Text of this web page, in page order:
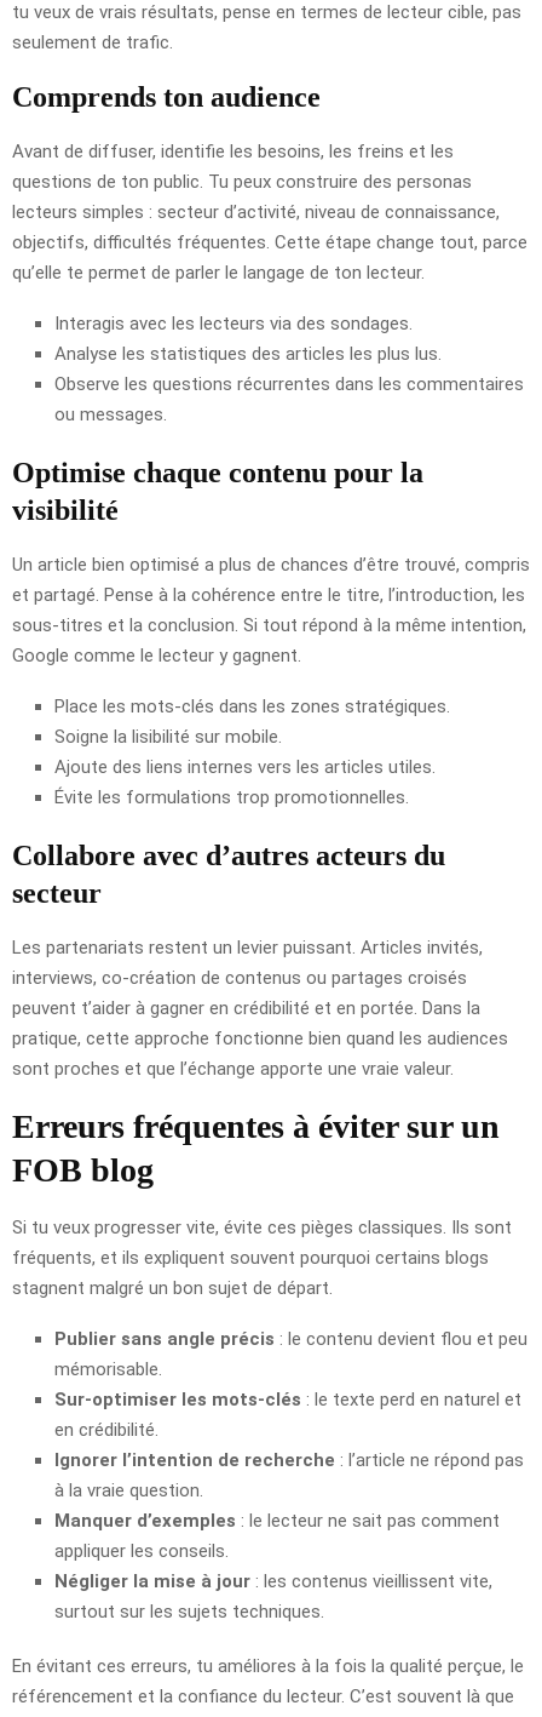
tu veux de vrais résultats, pense en termes de lecteur cible, pas
seulement de trafic.
Comprends ton audience
Avant de diffuser, identifie les besoins, les freins et les
questions de ton public. Tu peux construire des personas
lecteurs simples : secteur d’activité, niveau de connaissance,
objectifs, difficultés fréquentes. Cette étape change tout, parce
qu’elle te permet de parler le langage de ton lecteur.
Interagis avec les lecteurs via des sondages.
Analyse les statistiques des articles les plus lus.
Observe les questions récurrentes dans les commentaires
ou messages.
Optimise chaque contenu pour la
visibilité
Un article bien optimisé a plus de chances d’être trouvé, compris
et partagé. Pense à la cohérence entre le titre, l’introduction, les
sous-titres et la conclusion. Si tout répond à la même intention,
Google comme le lecteur y gagnent.
Place les mots-clés dans les zones stratégiques.
Soigne la lisibilité sur mobile.
Ajoute des liens internes vers les articles utiles.
Évite les formulations trop promotionnelles.
Collabore avec d’autres acteurs du
secteur
Les partenariats restent un levier puissant. Articles invités,
interviews, co-création de contenus ou partages croisés
peuvent t’aider à gagner en crédibilité et en portée. Dans la
pratique, cette approche fonctionne bien quand les audiences
sont proches et que l’échange apporte une vraie valeur.
Erreurs fréquentes à éviter sur un
FOB blog
Si tu veux progresser vite, évite ces pièges classiques. Ils sont
fréquents, et ils expliquent souvent pourquoi certains blogs
stagnent malgré un bon sujet de départ.
Publier sans angle précis : le contenu devient flou et peu
mémorisable.
Sur-optimiser les mots-clés : le texte perd en naturel et
en crédibilité.
Ignorer l’intention de recherche : l’article ne répond pas
à la vraie question.
Manquer d’exemples : le lecteur ne sait pas comment
appliquer les conseils.
Négliger la mise à jour : les contenus vieillissent vite,
surtout sur les sujets techniques.
En évitant ces erreurs, tu améliores à la fois la qualité perçue, le
référencement et la confiance du lecteur. C’est souvent là que